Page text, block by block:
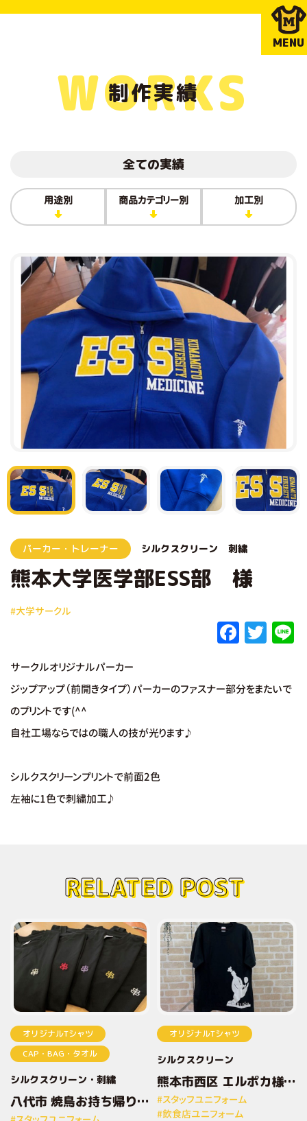
MENU
制作実績
WORKS
全ての実績
用途別 商品カテゴリー別 加工別
パーカー・トレーナー シルクスクリーン 刺繍
熊本大学医学部ESS部 様
#大学サークル
F
c
e
T
it
te
サークルオリジナルパーカー
ジップアップ（前開きタイプ）パーカーのファスナー部分をまたいで
のプリントです(^^
自社工場ならではの職人の技が光ります♪
シルクスクリーンプリントで前面2色
左袖に1色で刺繍加工♪
RELATED POST
オリジナルTシャツ
CAP・BAG・タオル
シルクスクリーン 刺繍
八代市 焼鳥お持ち帰り専
門店とりしん様 オリジナ
オリジナルTシャツ
シルクスクリーン
熊本市西区 エルポカ様
オリジナルプリントTシ
ャツ
#スタッフユニフォーム
#飲食店ユニフォーム